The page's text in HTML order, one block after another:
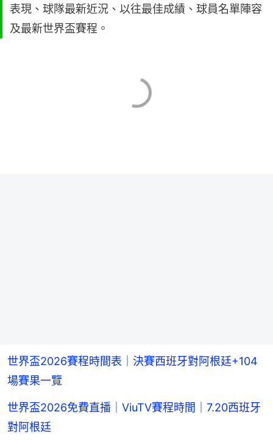
表現、球隊最新近況、以往最佳成績、球員名單陣容
及最新世界盃賽程。
世界盃2026賽程時間表｜決賽西班牙對阿根廷+104
場賽果一覽
世界盃2026免費直播｜ViuTV賽程時間｜7.20西班牙
對阿根廷